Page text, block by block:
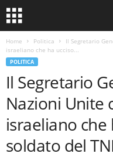
Home Politica
Il Segretario
israeliano che ha ucciso...
POLITICA
Il Segretario
Nazioni Unite
israeliano che
soldato del